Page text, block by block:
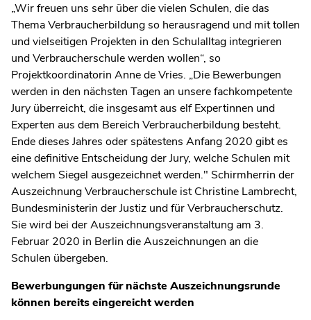
„Wir freuen uns sehr über die vielen Schulen, die das
Thema Verbraucherbildung so herausragend und mit tollen
und vielseitigen Projekten in den Schulalltag integrieren
und Verbraucherschule werden wollen“, so
Projektkoordinatorin Anne de Vries. „Die Bewerbungen
werden in den nächsten Tagen an unsere fachkompetente
Jury überreicht, die insgesamt aus elf Expertinnen und
Experten aus dem Bereich Verbraucherbildung besteht.
Ende dieses Jahres oder spätestens Anfang 2020 gibt es
eine definitive Entscheidung der Jury, welche Schulen mit
welchem Siegel ausgezeichnet werden." Schirmherrin der
Auszeichnung Verbraucherschule ist Christine Lambrecht,
Bundesministerin der Justiz und für Verbraucherschutz.
Sie wird bei der Auszeichnungsveranstaltung am 3.
Februar 2020 in Berlin die Auszeichnungen an die
Schulen übergeben.
Bewerbungungen für nächste Auszeichnungsrunde
können bereits eingereicht werden